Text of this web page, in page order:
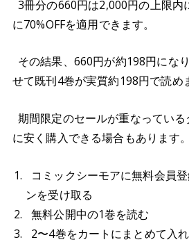
3冊分の660円は2,000円の上限内
に70%OFFを適用できます。
その結果、660円が約198円にな
せて既刊4巻が実質約198円で読め
期間限定のセールが重なってい
に安く購入できる場合もあります。
コミックシーモアに無料会員
ンを受け取る
無料公開中の1巻を読む
2〜4巻をカートにまとめて入